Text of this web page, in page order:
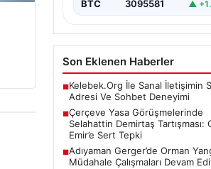
BTC 3095581 ▲
Son Eklenen Haberler
■Kelebek.Org İle Sanal İletişimin
Adresi Ve Sohbet Deneyimi
■Çerçeve Yasa Görüşmelerinde
Selahattin Demirtaş Tartışması:
Emir’e Sert Tepki
■Adıyaman Gerger’de Orman
Müdahale Çalışmaları Devam